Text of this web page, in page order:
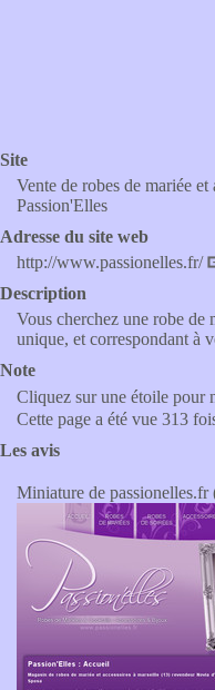
Site
Vente de robes de mariée
Passion'Elles
Adresse du site web
http://www.passionelles.fr/
Description
Vous cherchez une robe de
unique, et correspondant à
Note
Cliquez sur une étoile pour
Cette page a été vue 313
Les avis
Miniature de passionelles.fr